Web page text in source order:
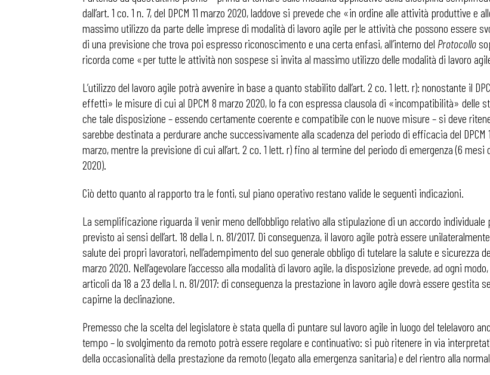
dall’art. 1 co. 1 n. 7, del DPCM 11 marzo 2020, laddove si prevede che «in ordine alle attività produttive
massimo utilizzo da parte delle imprese di modalità di lavoro agile per le attività che possono essere
di una previsione che trova poi espresso riconoscimento e una certa enfasi, all’interno del Protocollo
ricorda come «per tutte le attività non sospese si invita al massimo utilizzo delle modalità di lavoro
L’utilizzo del lavoro agile potrà avvenire in base a quanto stabilito dall’art. 2 co. 1 lett. r): nonostante il
effetti» le misure di cui al DPCM 8 marzo 2020, lo fa con espressa clausola di «incompatibilità» delle
che tale disposizione – essendo certamente coerente e compatibile con le nuove misure – si deve
sarebbe destinata a perdurare anche successivamente alla scadenza del periodo di efficacia del
marzo, mentre la previsione di cui all’art. 2 co. 1 lett. r) fino al termine del periodo di emergenza (6
2020).
Ciò detto quanto al rapporto tra le fonti, sul piano operativo restano valide le seguenti indicazioni.
La semplificazione riguarda il venir meno dell’obbligo relativo alla stipulazione di un accordo individuale
previsto ai sensi dell’art. 18 della l. n. 81/2017. Di conseguenza, il lavoro agile potrà essere
salute dei propri lavoratori, nell’adempimento del suo generale obbligo di tutelare la salute e sicurezza
marzo 2020. Nell’agevolare l’accesso alla modalità di lavoro agile, la disposizione prevede, ad ogni
articoli da 18 a 23 della l. n. 81/2017: di conseguenza la prestazione in lavoro agile dovrà essere gestita
capirne la declinazione.
Premesso che la scelta del legislatore è stata quella di puntare sul lavoro agile in luogo del telelavoro
tempo – lo svolgimento da remoto potrà essere regolare e continuativo: si può ritenere in via
della occasionalità della prestazione da remoto (legato alla emergenza sanitaria) e del rientro alla